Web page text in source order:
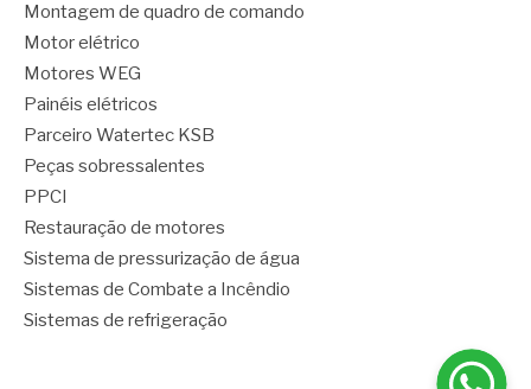
Montagem de quadro de comando
Motor elétrico
Motores WEG
Painéis elétricos
Parceiro Watertec KSB
Peças sobressalentes
PPCI
Restauração de motores
Sistema de pressurização de água
Sistemas de Combate a Incêndio
Sistemas de refrigeração